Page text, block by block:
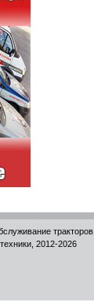
тракторов,
2012-2026